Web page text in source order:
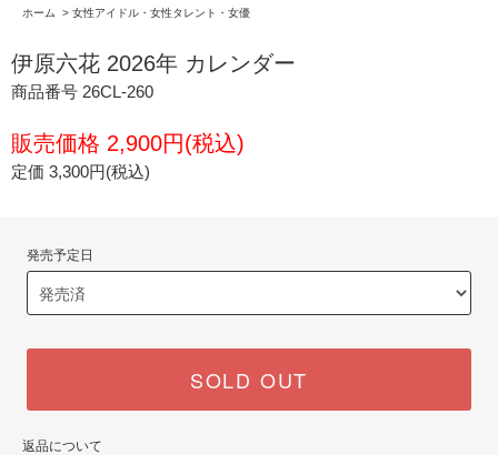
ホーム > 女性アイドル・女性タレント・女優
伊原六花 2026年 カレンダー
商品番号 26CL-260
販売価格 2,900円(税込)
定価 3,300円(税込)
発売予定日
SOLD OUT
返品について